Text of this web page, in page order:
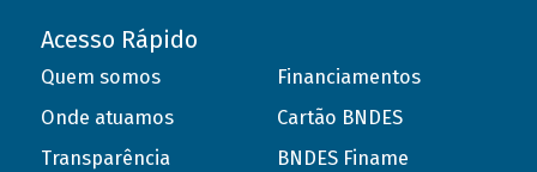
Acesso Rápido
Quem somos
Onde atuamos
Transparência
Financiamentos
Cartão BNDES
BNDES Finame